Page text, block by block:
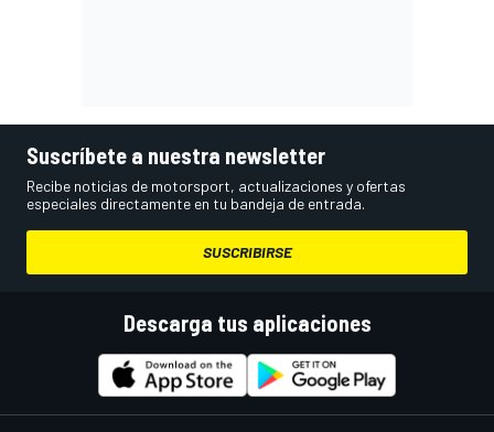
Suscríbete a nuestra newsletter
Recibe noticias de motorsport, actualizaciones y ofertas
especiales directamente en tu bandeja de entrada.
SUSCRIBIRSE
Descarga tus aplicaciones